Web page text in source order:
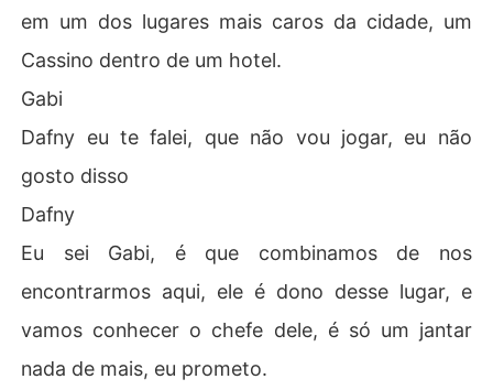
em um dos lugares mais caros da cidade, um
Cassino dentro de um hotel.
Gabi
Dafny eu te falei, que não vou jogar, eu não
gosto disso
Dafny
Eu sei Gabi, é que combinamos de nos
encontrarmos aqui, ele é dono desse lugar, e
vamos conhecer o chefe dele, é só um jantar
nada de mais, eu prometo.